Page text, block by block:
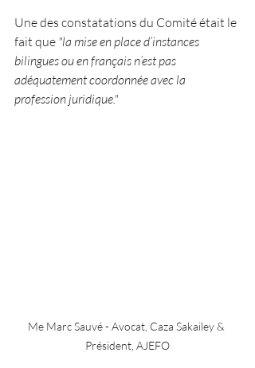
Une des constatations du Comité était le
fait que "la mise en place d’instances
bilingues ou en français n’est pas
adéquatement coordonnée avec la
profession juridique."
Me Marc Sauvé - Avocat, Caza Sakailey &
Président, AJEFO